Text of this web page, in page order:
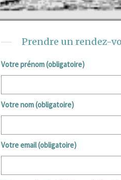
Prendre un rendez-
Votre prénom (obligatoire)
Votre nom (obligatoire)
Votre email (obligatoire)